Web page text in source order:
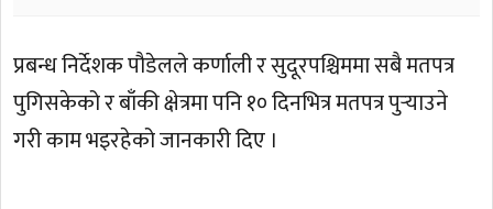
प्रबन्ध निर्देशक पौडेलले कर्णाली र सुदूरपश्चिममा सबै मतपत्र
पुगिसकेको र बाँकी क्षेत्रमा पनि १० दिनभित्र मतपत्र पुर्‍याउने
गरी काम भइरहेको जानकारी दिए ।